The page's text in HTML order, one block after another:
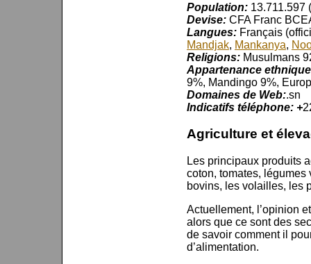
Population: 13.711.597
Devise: CFA Franc
Langues: Français
Mandjak, Mankanya,
Religions: Musulmans
Appartenance
9%, Mandingo 9%,
Domaines de Web:.sn
Indicatifs téléphone: +
Agriculture et
Les principaux produits
coton, tomates,
bovins, les volailles, les
Actuellement, l’opinion
alors que ce sont des
de savoir comment il
d’alimentation.